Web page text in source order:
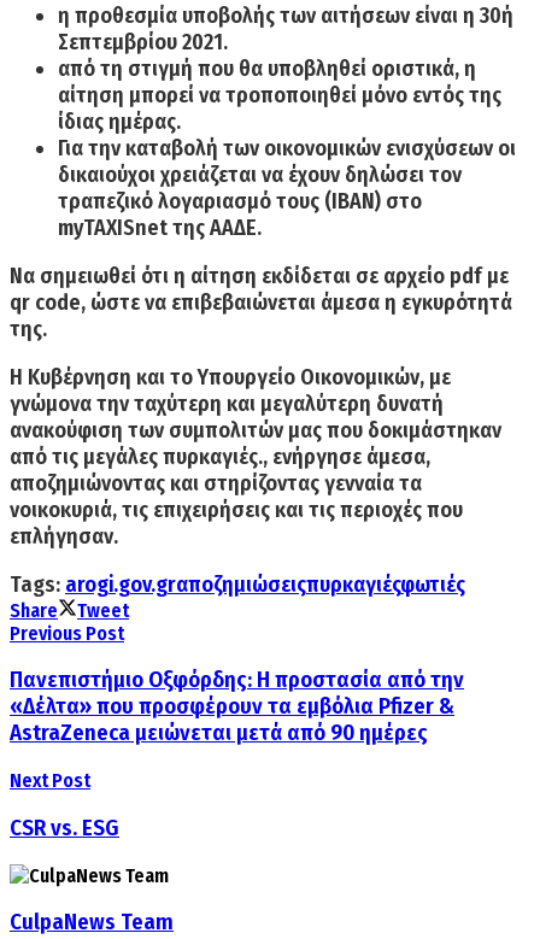
η προθεσμία υποβολής των αιτήσεων είναι η 30ή
Σεπτεμβρίου 2021.
από τη στιγμή που θα υποβληθεί οριστικά, η
αίτηση μπορεί να τροποποιηθεί μόνο εντός της
ίδιας ημέρας.
Για την καταβολή των οικονομικών ενισχύσεων οι
δικαιούχοι χρειάζεται να έχουν δηλώσει τον
τραπεζικό λογαριασμό τους (IBAN) στο
myTAXISnet της ΑΑΔΕ.
Να σημειωθεί ότιη αίτηση εκδίδεται σε αρχείο pdf με
qr code, ώστε να επιβεβαιώνεται άμεσα η εγκυρότητά
της.
Η Κυβέρνηση και το Υπουργείο Οικονομικών, με
γνώμονα την ταχύτερη και μεγαλύτερη δυνατή
ανακούφιση των συμπολιτών μας που δοκιμάστηκαν
από τις μεγάλες πυρκαγιές., ενήργησε άμεσα,
αποζημιώνοντας και στηρίζοντας γενναία τα
νοικοκυριά, τις επιχειρήσεις και τις περιοχές που
επλήγησαν.
Tags: arogi.gov.grαποζημιώσειςπυρκαγιέςφωτιές
Share
Tweet
Previous Post
Πανεπιστήμιο Οξφόρδης: Η προστασία από την
«Δέλτα» που προσφέρουν τα εμβόλια Pfizer &
AstraZeneca μειώνεται μετά από 90 ημέρες
Next Post
CSR vs. ESG
CulpaNews Team